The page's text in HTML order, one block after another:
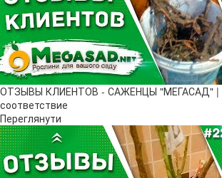
ОТЗЫВЫ КЛИЕНТОВ - САЖЕНЦЫ "МЕГАСАД" |
соответствие
Переглянути